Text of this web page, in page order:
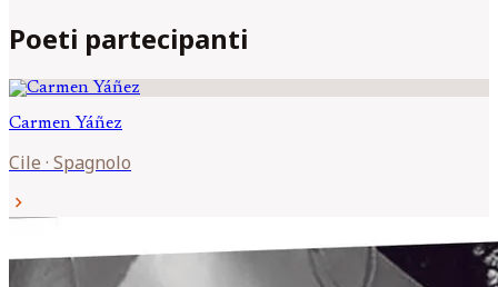
Poeti partecipanti
Carmen Yáñez
Cile · Spagnolo
chevron_right